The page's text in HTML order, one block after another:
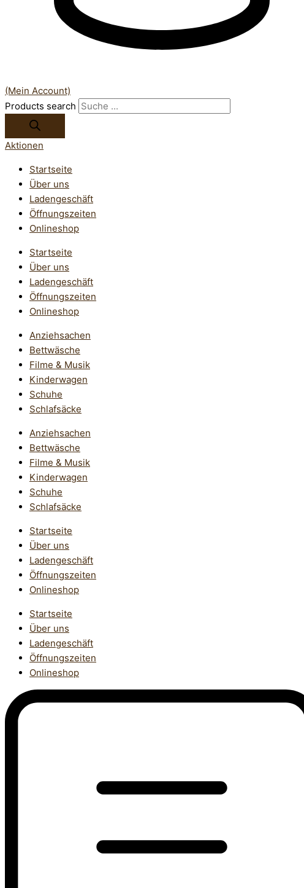
(Mein Account)
Products search
Aktionen
Startseite
Über uns
Ladengeschäft
Öffnungszeiten
Onlineshop
Startseite
Über uns
Ladengeschäft
Öffnungszeiten
Onlineshop
Anziehsachen
Bettwäsche
Filme & Musik
Kinderwagen
Schuhe
Schlafsäcke
Anziehsachen
Bettwäsche
Filme & Musik
Kinderwagen
Schuhe
Schlafsäcke
Startseite
Über uns
Ladengeschäft
Öffnungszeiten
Onlineshop
Startseite
Über uns
Ladengeschäft
Öffnungszeiten
Onlineshop